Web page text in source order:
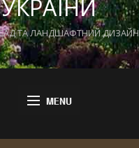
УКРАЇНИ
ТА ЛАНДШАФТНИЙ ДИЗАЙН